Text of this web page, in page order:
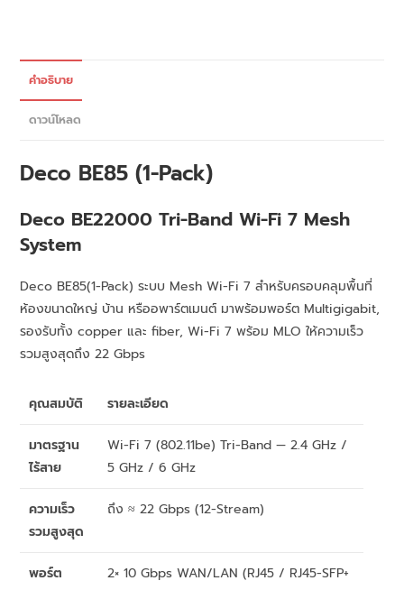
คำอธิบาย
ดาวน์โหลด
Deco BE85 (1-Pack)
Deco BE22000 Tri-Band Wi-Fi 7 Mesh
System
Deco BE85(1-Pack) ระบบ Mesh Wi-Fi 7 สำหรับครอบคลุมพื้นที่
ห้องขนาดใหญ่ บ้าน หรืออพาร์ตเมนต์ มาพร้อมพอร์ต Multigigabit,
รองรับทั้ง copper และ fiber, Wi-Fi 7 พร้อม MLO ให้ความเร็ว
รวมสูงสุดถึง 22 Gbps
คุณสมบัติ รายละเอียด
มาตรฐาน
ไร้สาย
Wi-Fi 7 (802.11be) Tri-Band — 2.4 GHz /
5 GHz / 6 GHz
ความเร็ว
รวมสูงสุด
ถึง ≈ 22 Gbps (12-Stream)
พอร์ต
2× 10 Gbps WAN/LAN (RJ45 / RJ45-SFP+